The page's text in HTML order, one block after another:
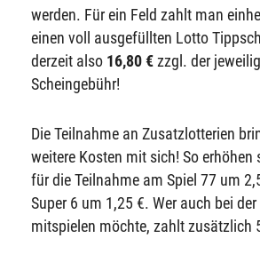
werden. Für ein Feld zahlt man
einen voll ausgefüllten Lotto
derzeit also 16,80 €zzgl. der
Scheingebühr!
Die Teilnahme an Zusatzlotterien
weitere Kosten mit sich! So erhöhen
für die Teilnahme am Spiel 77 um
Super 6 um 1,25 €. Wer auch bei
mitspielen möchte, zahlt zusätzlich